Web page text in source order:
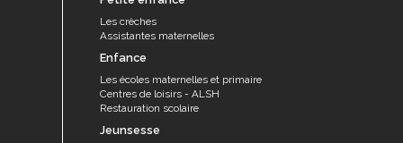
Les crèches
Assistantes maternelles
Enfance
Les écoles maternelles et primaire
Centres de loisirs - ALSH
Restauration scolaire
Jeunsesse